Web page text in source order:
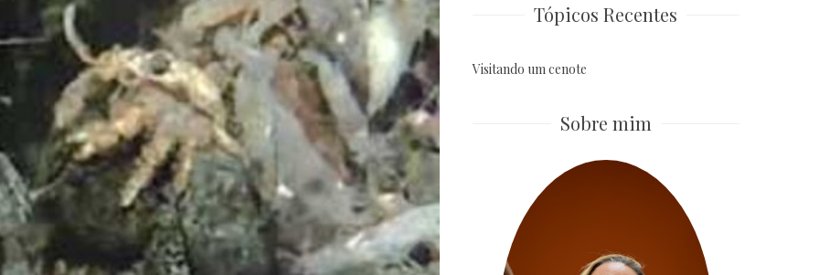
Tópicos Recentes
Visitando um cenote
Sobre mim